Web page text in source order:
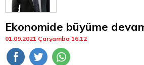
Ekonomide büyüme
01.09.2021 Çarşamba 16:12